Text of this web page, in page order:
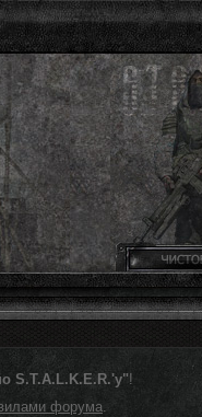
S.T.A.L.K.E.R.'у"!
форума.